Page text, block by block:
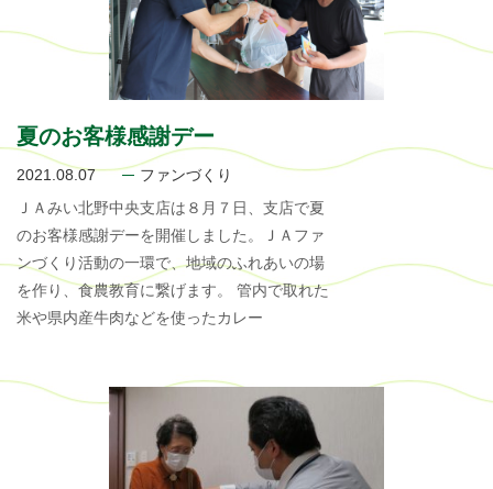
夏のお客様感謝デー
2021.08.07
ファンづくり
ＪＡみい北野中央支店は８月７日、支店で夏
のお客様感謝デーを開催しました。ＪＡファ
ンづくり活動の一環で、地域のふれあいの場
を作り、食農教育に繋げます。 管内で取れた
米や県内産牛肉などを使ったカレー